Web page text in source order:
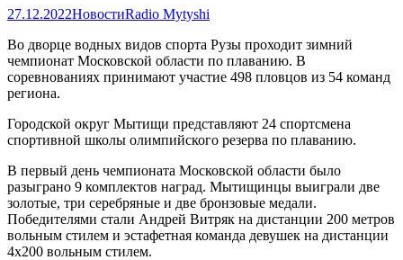
27.12.2022НовостиRadio Mytyshi
Во дворце водных видов спорта Рузы проходит зимний
чемпионат Московской области по плаванию. В
соревнованиях принимают участие 498 пловцов из 54 команд
региона.
Городской округ Мытищи представляют 24 спортсмена
спортивной школы олимпийского резерва по плаванию.
В первый день чемпионата Московской области было
разыграно 9 комплектов наград. Мытищинцы выиграли две
золотые, три серебряные и две бронзовые медали.
Победителями стали Андрей Витряк на дистанции 200 метров
вольным стилем и эстафетная команда девушек на дистанции
4х200 вольным стилем.